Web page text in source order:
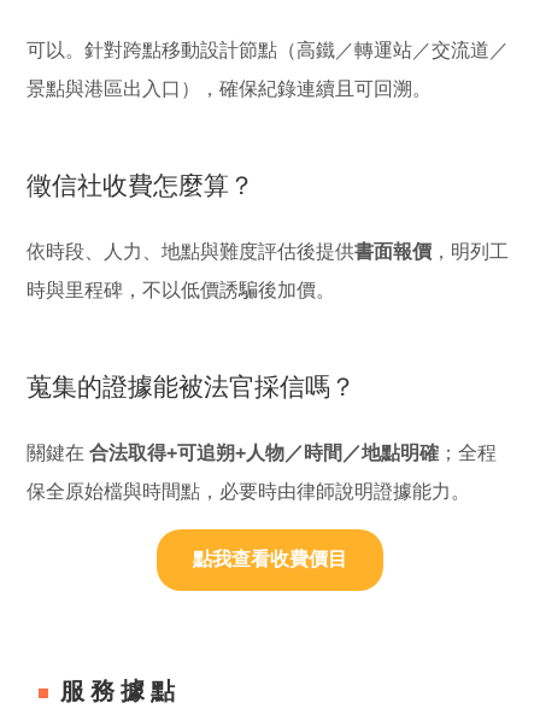
可以。針對跨點移動設計節點（高鐵／轉運站／交流道／
景點與港區出入口），確保紀錄連續且可回溯。
徵信社收費怎麼算？
依時段、人力、地點與難度評估後提供書面報價 ，明列工
時與里程碑，不以低價誘騙後加價。
蒐集的證據能被法官採信嗎？
關鍵在合法取得+可追朔+人物／時間／地點明確 ；全程
保全原始檔與時間點，必要時由律師說明證據能力。
點我查看收費價目
服務據點